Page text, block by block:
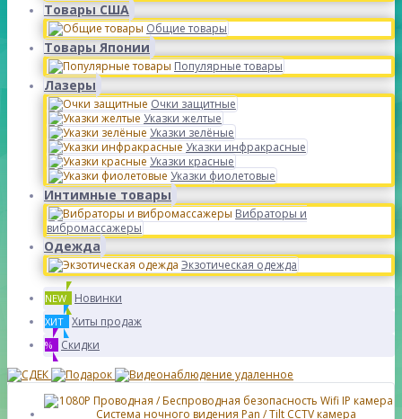
Товары США
Общие товары
Товары Японии
Популярные товары
Лазеры
Очки защитные
Указки желтые
Указки зелёные
Указки инфракрасные
Указки красные
Указки фиолетовые
Интимные товары
Вибраторы и
вибромассажеры
Одежда
Экзотическая одежда
NEW Новинки
ХИТ Хиты продаж
% Скидки